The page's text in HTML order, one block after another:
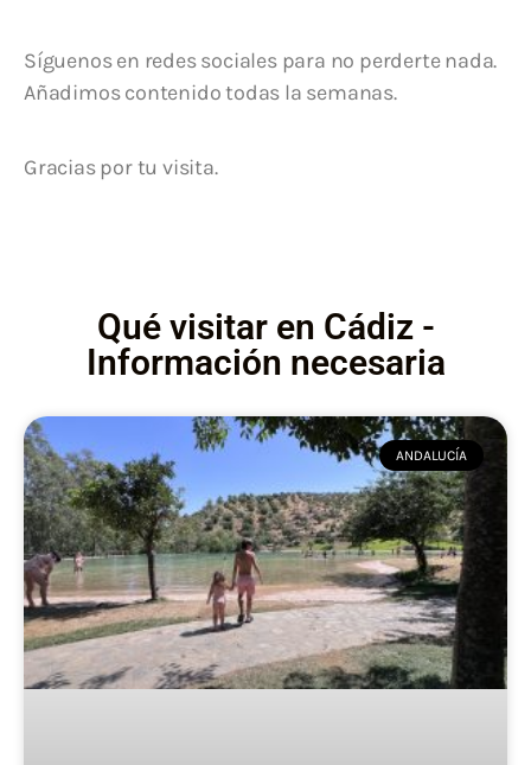
Síguenos en redes sociales para no perderte nada.
Añadimos contenido todas la semanas.
Gracias por tu visita.
Qué visitar en Cádiz -
Información necesaria
ANDALUCÍA